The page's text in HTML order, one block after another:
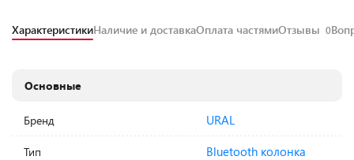
ХарактеристикиНаличие и доставкаОплата частямиОтзывы 0
Основные
Бренд URAL
Тип Bluetooth колонка